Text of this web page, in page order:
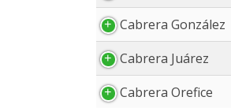
Cabrera González
Cabrera Juárez
Cabrera Orefice